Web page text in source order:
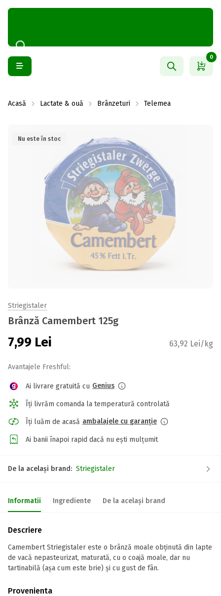
0
Acasă Lactate & ouă Brânzeturi Telemea
Nu este în stoc
Striegistaler
Brânză Camembert 125g
7,99 Lei 63,92 Lei/kg
Avantajele Freshful:
Ai livrare gratuită cu Genius
Îți livrăm comanda la temperatură controlată
Îți luăm de acasă ambalajele cu garanție
Ai banii înapoi rapid dacă nu ești mulțumit
De la același brand: Striegistaler
Informatii Ingrediente De la același brand
Descriere
Camembert Striegistaler este o brânză moale obținută din lapte
de vacă nepasteurizat, maturată, cu o coajă moale, dar nu
tartinabilă (așa cum este brie) și cu gust de fân.
Provenienta